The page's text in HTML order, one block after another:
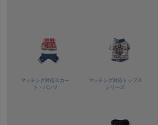
マッチング対応スカー
ト・パンツ
マッチング対応トップス
シリーズ